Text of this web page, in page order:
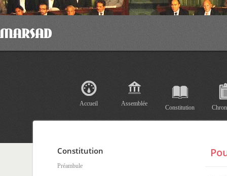
Accueil Assemblée
Constitution
Constitution
Préambule